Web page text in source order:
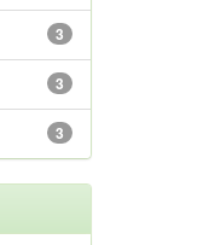
3
3
3